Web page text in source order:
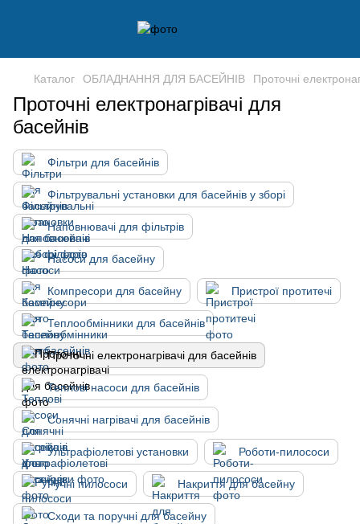
Каталог ОБЛАДНАННЯ ДЛЯ БАСЕЙНІВ Проточні
Проточні електронагрівачі для
басейнів
Фільтри для басейнів
Фільтрувальні установки для басейнів у зборі
Наповнювачі для фільтрів
Насоси для басейну
Компресори для басейну Пристрої протитечі
Теплообмінники для басейнів
Проточні електронагрівачі для басейнів
Теплові насоси для басейнів
Сонячні нагрівачі для басейнів
Ультрафіолетові установки Роботи-пилососи
Ручні пилососи Накриття для басейну
Сходи та поручні для басейну